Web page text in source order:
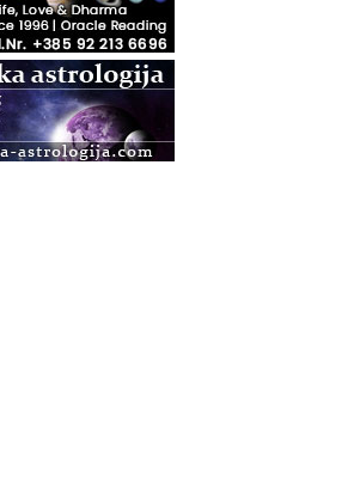
dimenzija Online –
Zagreb i Online